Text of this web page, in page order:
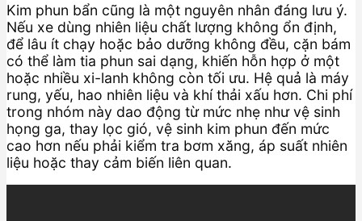
Kim phun bẩn cũng là một nguyên nhân đáng lưu ý.
Nếu xe dùng nhiên liệu chất lượng không ổn định,
để lâu ít chạy hoặc bảo dưỡng không đều, cặn bám
có thể làm tia phun sai dạng, khiến hỗn hợp ở một
hoặc nhiều xi-lanh không còn tối ưu. Hệ quả là máy
rung, yếu, hao nhiên liệu và khí thải xấu hơn. Chi phí
trong nhóm này dao động từ mức nhẹ như vệ sinh
họng ga, thay lọc gió, vệ sinh kim phun đến mức
cao hơn nếu phải kiểm tra bơm xăng, áp suất nhiên
liệu hoặc thay cảm biến liên quan.